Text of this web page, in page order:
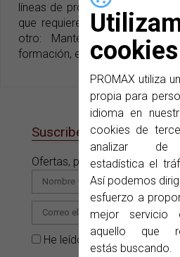
cookies
PROMAX utiliza
propia para
idioma en
cookies de
analizar de
estadística el
Así podemos
esfuerzo a
mejor servicio
aquello que
estás buscando.
líneas de producción sino
que requieren transportar el
otro: Mantenimiento de
formación, etc.
Suscribete a nuestras e-
Ofertas, promociones y
He leído y acepto la